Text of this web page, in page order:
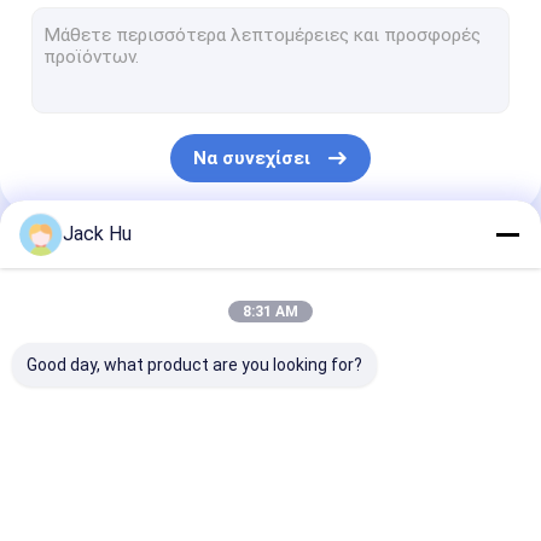
τρακτέρ ρυμούλκησης
Φορτηγό σέρβις τουαλέτας
Λεωφορείο επιβατών αερολιμένων
Να συνεχίσει
Οι Κατηγορίες Μας
Jack Hu
8:31 AM
Good day, what product are you looking for?